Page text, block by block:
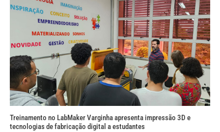
Treinamento no LabMaker Varginha apresenta impressão 3D e
tecnologias de fabricação digital a estudantes